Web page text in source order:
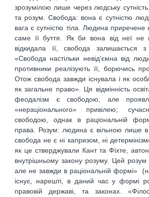
зрозумілою лише через людську
та розум. Свобода: вона є сутністю
вага є сутністю тіла. Людина
саме її буття. Як би вона від неї не
відкидала її, свобода залишається
«Свобода настільки невід’ємна від
противники реалізують її, борючись
Отож свобода завжди існувала і як
як загальне право». Ця відмінність
феодалізм є свободою, але
«нераціонального» привілею;
свободою, однак в раціональній
права. Розум: людина є вільною лише в
свобода не є ні капризом, ні
як це стверджували Кант та Фіхте,
внутрішньому закону розуму. Цей розум
але не завжди в раціональній формі»
існує, нарешті, в даний час у формі
правовій державі, та законах.